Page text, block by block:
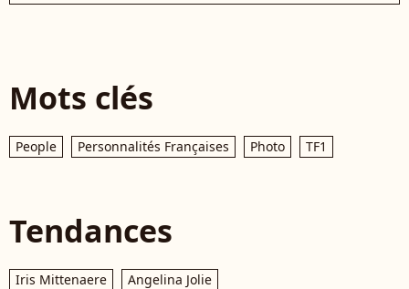
Mots clés
People Personnalités Françaises Photo TF1
Tendances
Iris Mittenaere
Angelina Jolie